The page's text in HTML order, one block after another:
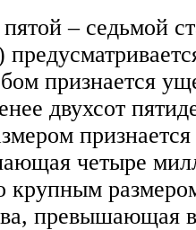
– седьмой
признается
двухсот
признается
четыре
крупным
превышающая